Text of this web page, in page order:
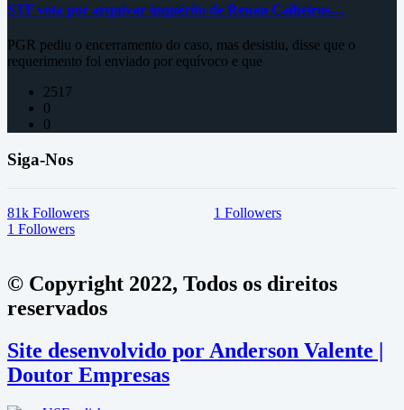
STF vota por arquivar inquérito de Renan Calheiros…
PGR pediu o encerramento do caso, mas desistiu, disse que o
requerimento foi enviado por equívoco e que
2517
0
0
Siga-Nos
81k Followers 1 Followers
1 Followers
© Copyright 2022, Todos os direitos
reservados
Site desenvolvido por Anderson Valente |
Doutor Empresas